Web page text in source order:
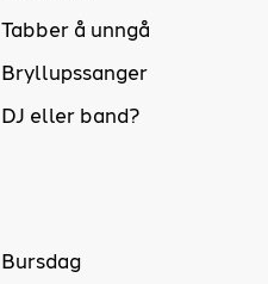
Tabber å unngå
Bryllupssanger
DJ eller band?
Bursdag